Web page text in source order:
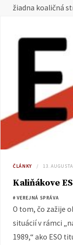
žiadna koaličná
ČLÁNKY 13.
Kaliňákove
# VEREJNÁ SPRÁVA
O tom, čo zažije
situácií v rámci
1989,“ ako ESO